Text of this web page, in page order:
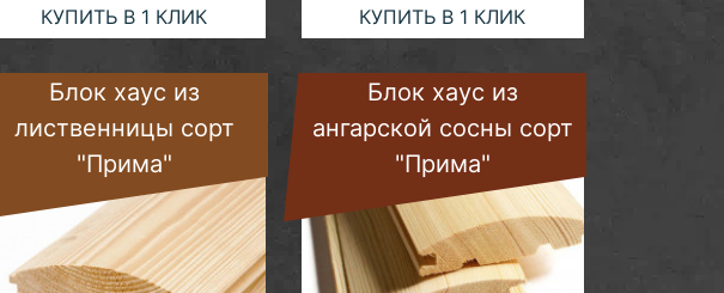
КУПИТЬ В 1 КЛИК
КУПИТЬ В 1 КЛИК
Блок хаус из
лиственницы сорт
"Прима"
Блок хаус из
ангарской сосны сорт
"Прима"